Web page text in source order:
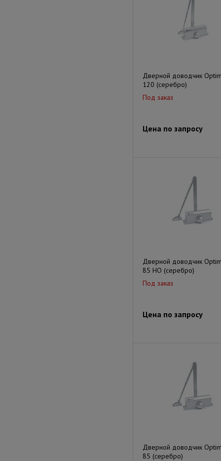
Дверной доводчик
120 (серебро)
Под заказ
Цена по запросу
Дверной доводчик
85 HO (серебро)
Под заказ
Цена по запросу
Дверной доводчик
85 (серебро)